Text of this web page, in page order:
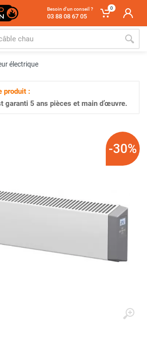
Besoin d'un conseil ?
03 88 08 67 05
0
électrique
produit :
garanti 5 ans pièces et main d’œuvre.
-30%